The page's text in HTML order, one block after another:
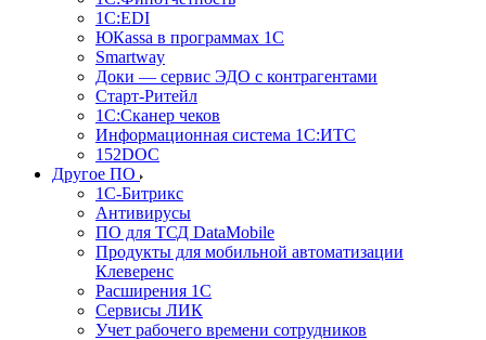
1С:EDI
ЮКаssа в программах 1С
Smartway
Доки — сервис ЭДО с контрагентами
Старт-Ритейл
1С:Сканер чеков
Информационная система 1С:ИТС
152DOC
Другое ПО
1С-Битрикс
Антивирусы
ПО для ТСД DataMobile
Продукты для мобильной автоматизации
Клеверенс
Расширения 1С
Сервисы ЛИК
Учет рабочего времени сотрудников